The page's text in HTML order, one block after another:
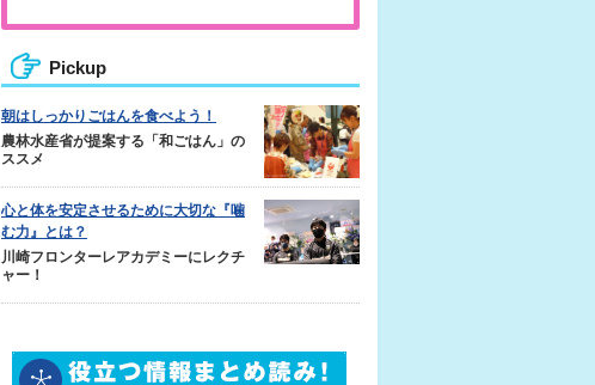
Pickup
朝はしっかりごはんを食べよう！
農林水産省が提案する「和ごはん」の
ススメ
心と体を安定させるために大切な『噛
む力』とは？
川崎フロンターレアカデミーにレクチ
ャー！